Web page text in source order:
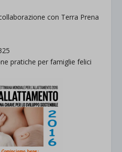
con Terra Prena
pratiche per famiglie felici